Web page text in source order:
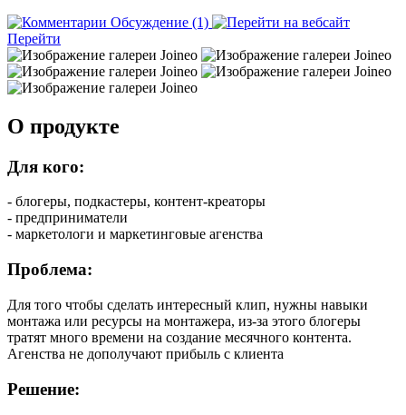
Обсуждение (1)
Перейти
О продукте
Для кого:
- блогеры, подкастеры, контент-креаторы
- предприниматели
- маркетологи и маркетинговые агенства
Проблема:
Для того чтобы сделать интересный клип, нужны навыки
монтажа или ресурсы на монтажера, из-за этого блогеры
тратят много времени на создание месячного контента.
Агенства не дополучают прибыль с клиента
Решение: